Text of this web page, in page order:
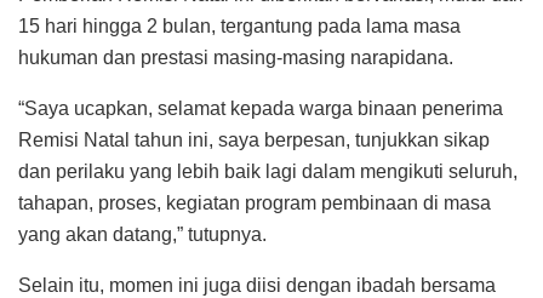
15 hari hingga 2 bulan, tergantung pada lama masa
hukuman dan prestasi masing-masing narapidana.
“Saya ucapkan, selamat kepada warga binaan penerima
Remisi Natal tahun ini, saya berpesan, tunjukkan sikap
dan perilaku yang lebih baik lagi dalam mengikuti seluruh,
tahapan, proses, kegiatan program pembinaan di masa
yang akan datang,” tutupnya.
Selain itu, momen ini juga diisi dengan ibadah bersama